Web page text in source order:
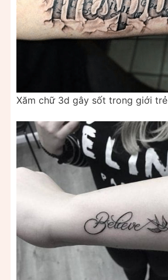
Xăm chữ 3d gây sốt trong giới trẻ